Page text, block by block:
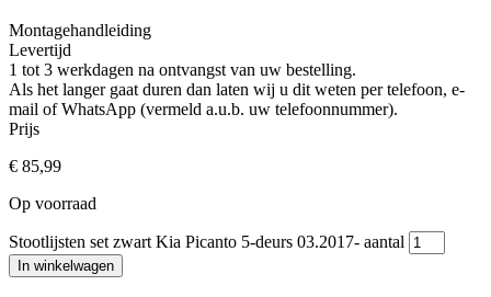
Montagehandleiding
Levertijd
1 tot 3 werkdagen na ontvangst van uw bestelling.
Als het langer gaat duren dan laten wij u dit weten per telefoon, e-
mail of WhatsApp (vermeld a.u.b. uw telefoonnummer).
Prijs
€ 85,99
Op voorraad
Stootlijsten set zwart Kia Picanto 5-deurs 03.2017- aantal
In winkelwagen